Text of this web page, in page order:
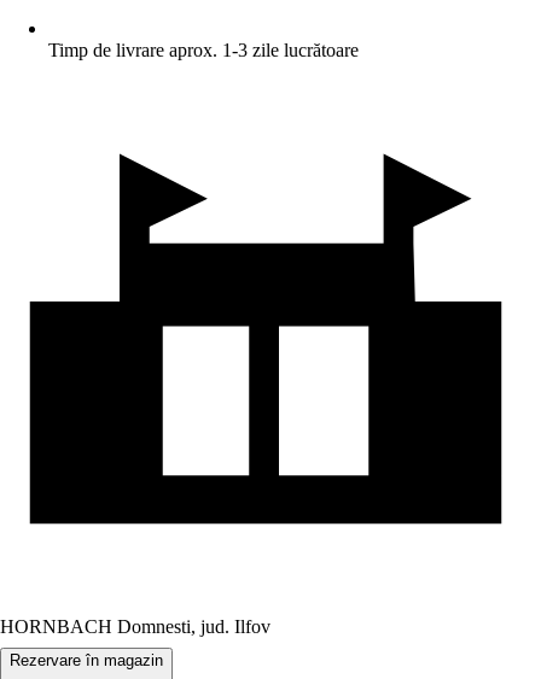
Timp de livrare aprox. 1-3 zile lucrătoare
HORNBACH Domnesti, jud. Ilfov
Rezervare în magazin